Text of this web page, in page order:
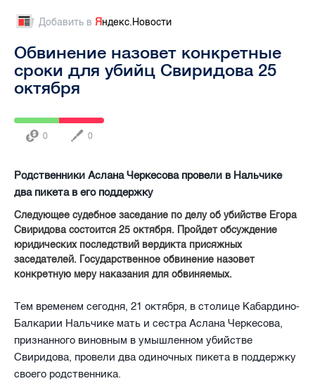
Добавить в Яндекс.Новости
Обвинение назовет конкретные
сроки для убийц Свиридова 25
октября
0 0
Родственники Аслана Черкесова провели в Нальчике
два пикета в его поддержку
Следующее судебное заседание по делу об убийстве Егора
Свиридова состоится 25 октября. Пройдет обсуждение
юридических последствий вердикта присяжных
заседателей. Государственное обвинение назовет
конкретную меру наказания для обвиняемых.
Тем временем сегодня, 21 октября, в столице Кабардино-
Балкарии Нальчике мать и сестра Аслана Черкесова,
признанного виновным в умышленном убийстве
Свиридова, провели два одиночных пикета в поддержку
своего родственника.